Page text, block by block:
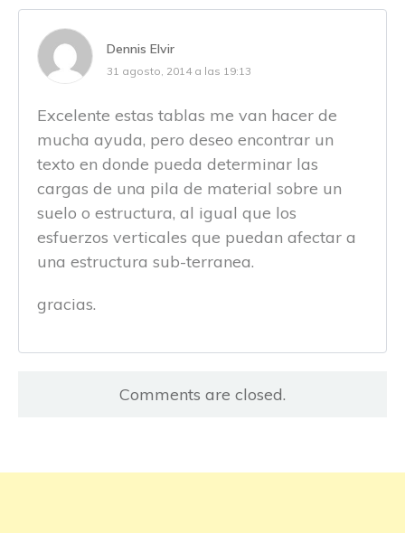
Dennis Elvir
31 agosto, 2014 a las 19:13
Excelente estas tablas me van hacer de
mucha ayuda, pero deseo encontrar un
texto en donde pueda determinar las
cargas de una pila de material sobre un
suelo o estructura, al igual que los
esfuerzos verticales que puedan afectar a
una estructura sub-terranea.
gracias.
Comments are closed.